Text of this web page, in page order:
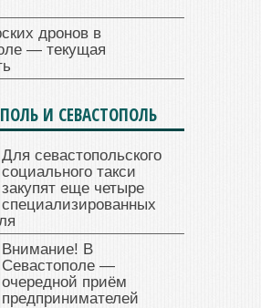
дронов в
— текущая
И СЕВАСТОПОЛЬ
Для севастопольского
социального такси
закупят еще четыре
специализированных
Внимание! В
Севастополе —
очередной приём
предпринимателей